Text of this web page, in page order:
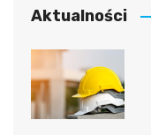
Aktualności